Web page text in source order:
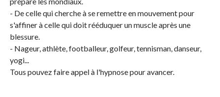
- De celle qui cherche à se remettre en mouvement pour
s'affiner à celle qui doit rééduquer un muscle après une
blessure.
- Nageur, athlète, footballeur, golfeur, tennisman, danseur,
yogi...
Tous pouvez faire appel à l'hypnose pour avancer.